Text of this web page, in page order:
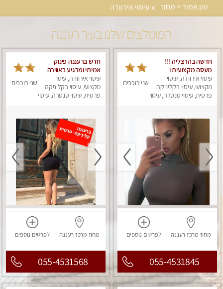
מון אמור > מחוז x עיסוי אירוודה
המומלצים שלנו בעיר רעננה
חדשה בהרצליה !!!
מעסה מקצועית ו
סבלנית עם ידיים זהב,
מזמינה אותך ל עיסוי
שוודי מקצועי ללא מין ....
עיסוי אירוודה, עיסוי
מקצועי, עיסוי בקליניקה
פרטית, עיסוי טנטרה, עיסוי
שני כוכבים
מחוז מרכז רעננה לפרטים נוספים
055-4531845
חדש ברעננה פינוק
אמיתי ומרגיע באווירה
רומנטית
עיסוי אירוודה, עיסוי
מקצועי, עיסוי בקליניקה
פרטית, עיסוי טנטרה, עיסוי
שני כוכבים
מחוז מרכז רעננה לפרטים נוספים
055-4531568